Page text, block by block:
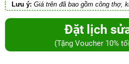
Lưu ý: Giá trên đã bao gồm công thợ,
Đặt lịch
(Tặng Voucher 10%